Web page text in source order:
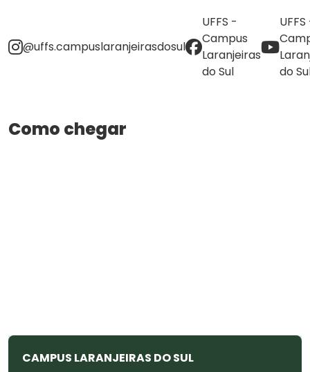
@uffs.campuslaranjeirasdosul
UFFS -
Campus
Laranjeiras
do Sul
do
Como chegar
CAMPUS LARANJEIRAS DO SUL